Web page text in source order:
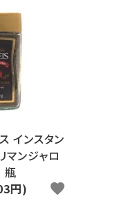
インスタン
マンジャロ
瓶
円)
favorite